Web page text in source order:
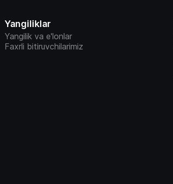
Yangiliklar
Yangilik va e'lonlar
Faxrli bitiruvchilarimiz